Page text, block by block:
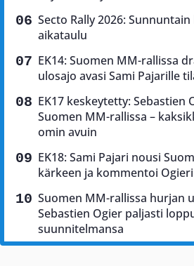
Secto Rally 2026:
aikataulu
EK14: Suomen MM-rallissa
ulosajo avasi Sami Pajarille
EK17 keskeytetty: Sebastien
Suomen MM-rallissa –
omin avuin
EK18: Sami Pajari nousi
kärkeen ja kommentoi
Suomen MM-rallissa hurjan
Sebastien Ogier paljasti
suunnitelmansa